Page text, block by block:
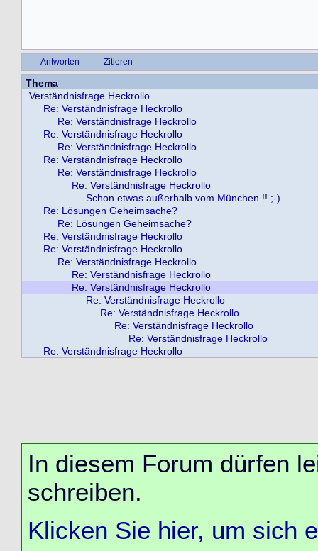
Antworten Zitieren
Thema
Verständnisfrage Heckrollo
Re: Verständnisfrage Heckrollo
Re: Verständnisfrage Heckrollo
Re: Verständnisfrage Heckrollo
Re: Verständnisfrage Heckrollo
Re: Verständnisfrage Heckrollo
Re: Verständnisfrage Heckrollo
Re: Verständnisfrage Heckrollo
Schon etwas außerhalb vom München !! ;-)
Re: Lösungen Geheimsache?
Re: Lösungen Geheimsache?
Re: Verständnisfrage Heckrollo
Re: Verständnisfrage Heckrollo
Re: Verständnisfrage Heckrollo
Re: Verständnisfrage Heckrollo
Re: Verständnisfrage Heckrollo
Re: Verständnisfrage Heckrollo
Re: Verständnisfrage Heckrollo
Re: Verständnisfrage Heckrollo
Re: Verständnisfrage Heckrollo
Re: Verständnisfrage Heckrollo
In diesem Forum dürfen
schreiben.
Klicken Sie hier, um sich